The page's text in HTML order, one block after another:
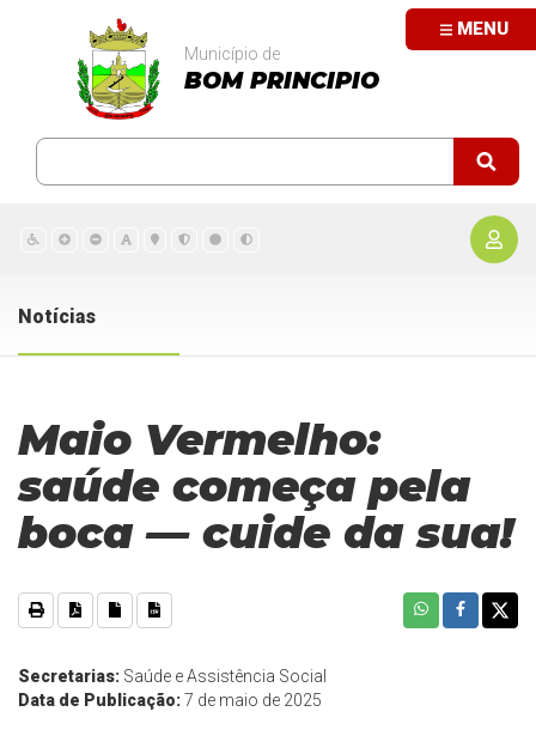
MENU
Município de
BOM PRINCIPIO
Notícias
Maio Vermelho:
saúde começa pela
boca — cuide da sua!
Secretarias: Saúde e Assistência Social
Data de Publicação:7 de maio de 2025